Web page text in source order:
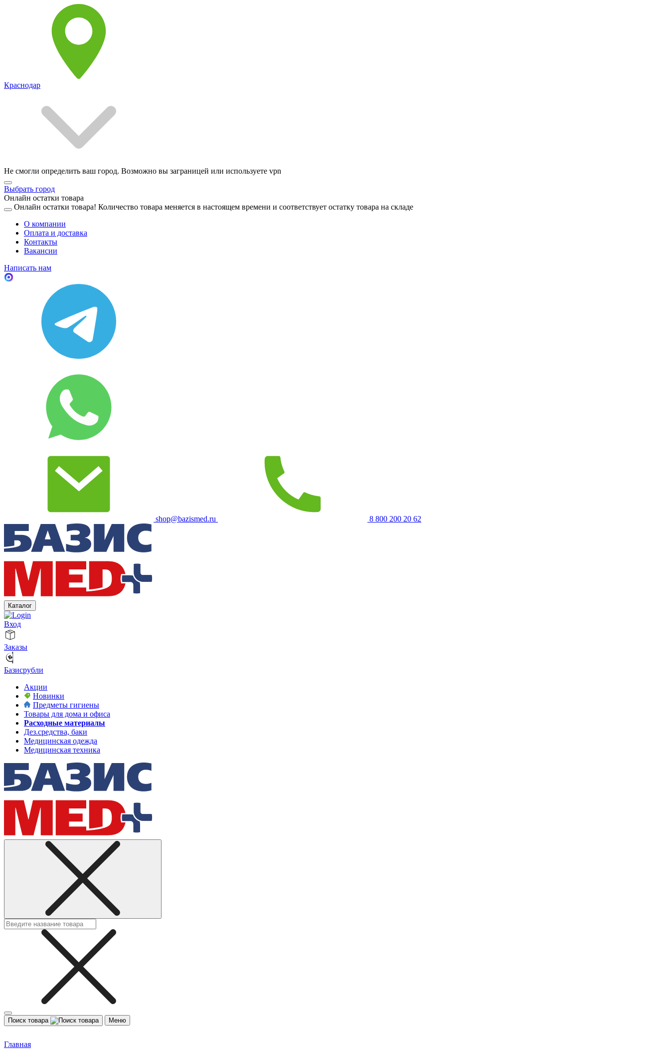
Краснодар
Не смогли определить ваш город. Возможно вы заграницей или используете vpn
Выбрать город
Онлайн остатки товара
Онлайн остатки товара! Количество товара меняется в настоящем времени и соответствует остатку товара на складе
О компании
Оплата и доставка
Контакты
Вакансии
Написать нам
shop@bazismed.ru 8 800 200 20 62
Каталог
Вход
Заказы
Базисрубли
Акции
Новинки
Предметы гигиены
Товары для дома и офиса
Расходные материалы
Дез.средства, баки
Медицинская одежда
Медицинская техника
Поиск товара Меню
Главная